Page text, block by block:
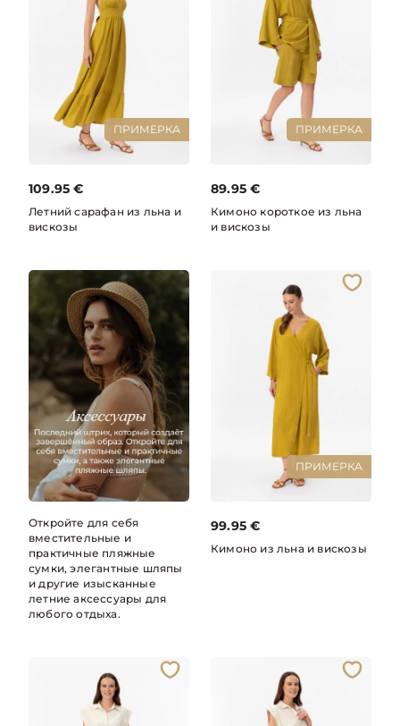
ПРИМЕРКА
109.95 €
Летний сарафан из льна и
вискозы
ПРИМЕРКА
89.95 €
Кимоно короткое из льна
и вискозы
Откройте для себя
вместительные и
практичные пляжные
сумки, элегантные шляпы
и другие изысканные
летние аксессуары для
любого отдыха.
ПРИМЕРКА
99.95 €
Кимоно из льна и вискозы